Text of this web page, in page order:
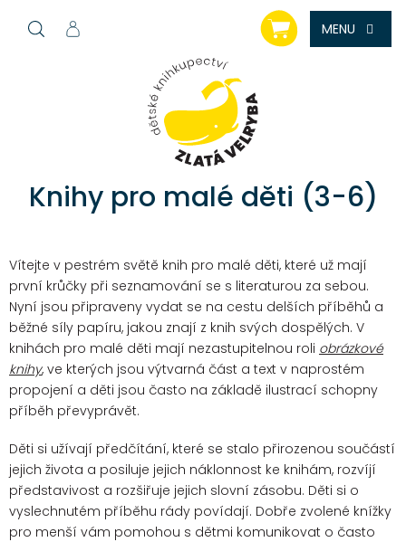
NÁKUPNÍ
KOŠÍK
Knihy pro malé děti (3-6)
Vítejte v pestrém světě knih pro malé děti, které už mají
první krůčky při seznamování se s literaturou za sebou.
Nyní jsou připraveny vydat se na cestu delších příběhů a
běžné síly papíru, jakou znají z knih svých dospělých. V
knihách pro malé děti mají nezastupitelnou roli obrázkové
knihy, ve kterých jsou výtvarná část a text v naprostém
propojení a děti jsou často na základě ilustrací schopny
příběh převyprávět.
Děti si užívají předčítání, které se stalo přirozenou součástí
jejich života a posiluje jejich náklonnost ke knihám, rozvíjí
představivost a rozšiřuje jejich slovní zásobu. Děti si o
vyslechnutém příběhu rády povídají. Dobře zvolené knížky
pro menší vám pomohou s dětmi komunikovat o často